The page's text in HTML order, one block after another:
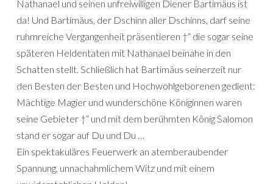
Nathanael und seinen unfreiwilligen Diener Bartimäus ist
da! Und Bartimäus, der Dschinn aller Dschinns, darf seine
ruhmreiche Vergangenheit präsentieren †“ die sogar seine
späteren Heldentaten mit Nathanael beinahe in den
Schatten stellt. Schließlich hat Bartimäus seinerzeit nur
den Besten der Besten und Hochwohlgeborenen gedient:
Mächtige Magier und wunderschöne Königinnen waren
seine Gebieter †“ und mit dem berühmten König Salomon
stand er sogar auf Du und Du …
Ein spektakuläres Feuerwerk an atemberaubender
Spannung, unnachahmlichem Witz und mit einem